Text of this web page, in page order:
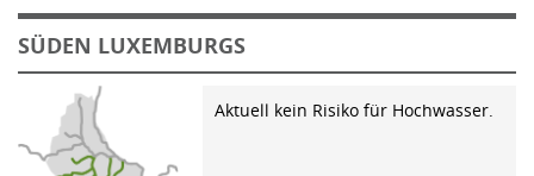
SÜDEN LUXEMBURGS
Aktuell kein Risiko für Hochwasser.